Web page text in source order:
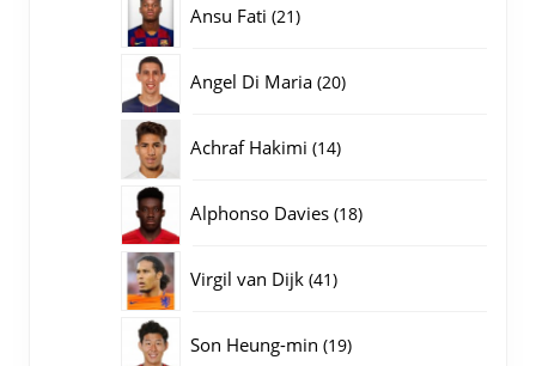
Ansu Fati 2121
Angel Di Maria 2020
Achraf Hakimi 1414
Alphonso Davies 1818
Virgil van Dijk 4141
Son Heung-min 1919